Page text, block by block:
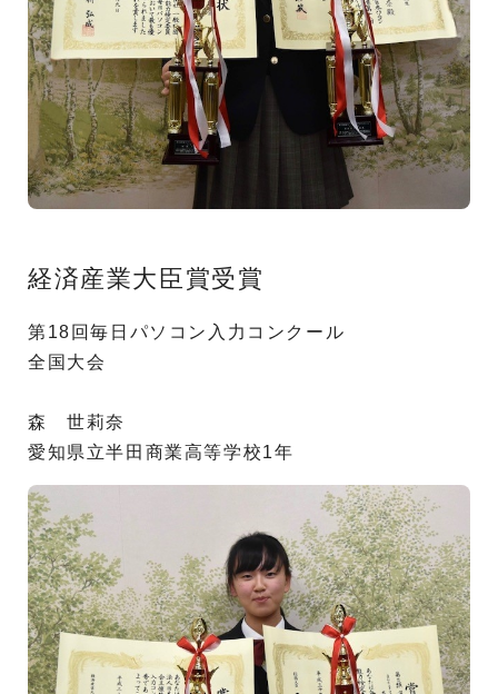
経済産業大臣賞受賞
第18回毎日パソコン入力コンクール
全国大会
森 世莉奈
愛知県立半田商業高等学校1年